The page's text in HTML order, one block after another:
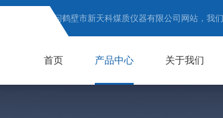
欢迎访问鹤壁市新天科煤质仪器有限公司网站，我
首页 产品中心 关于我们